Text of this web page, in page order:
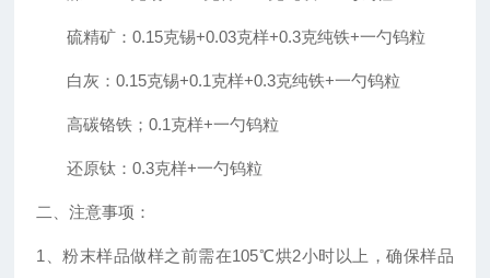
硫精矿：0.15克锡+0.03克样+0.3克纯铁+一勺钨粒
白灰：0.15克锡+0.1克样+0.3克纯铁+一勺钨粒
高碳铬铁；0.1克样+一勺钨粒
还原钛：0.3克样+一勺钨粒
二、注意事项：
1、粉末样品做样之前需在105℃烘2小时以上，确保样品